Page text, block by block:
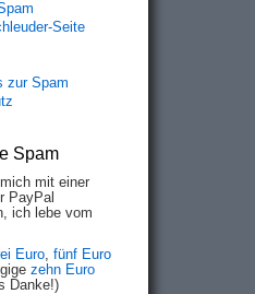
Seite
zur Spam
Spam
mit einer
PayPal
ich lebe vom
Euro, fünf Euro
zehn Euro
Danke!)